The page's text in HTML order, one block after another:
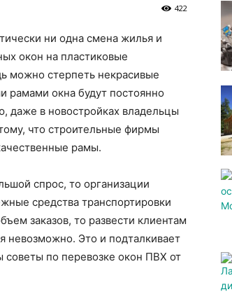
422
ни одна смена жилья и
окон на пластиковые
можно стерпеть некрасивые
рамами окна будут постоянно
даже в новостройках владельцы
что строительные фирмы
рамы.
спрос, то организации
средства транспортировки
заказов, то развести клиентам
невозможно. Это и подталкивает
советы по перевозке окон ПВХ от